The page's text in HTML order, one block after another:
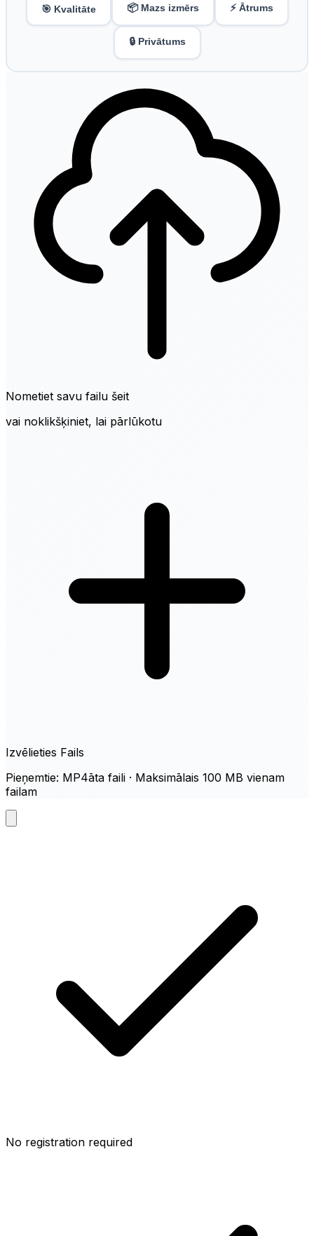
🎯 Kvalitāte 📦 Mazs izmērs ⚡ Ātrums
🔒 Privātums
Nometiet savu failu šeit
vai noklikšķiniet, lai pārlūkotu
Izvēlieties Fails
Pieņemtie: MP4āta faili · Maksimālais 100 MB vienam
failam
No registration required